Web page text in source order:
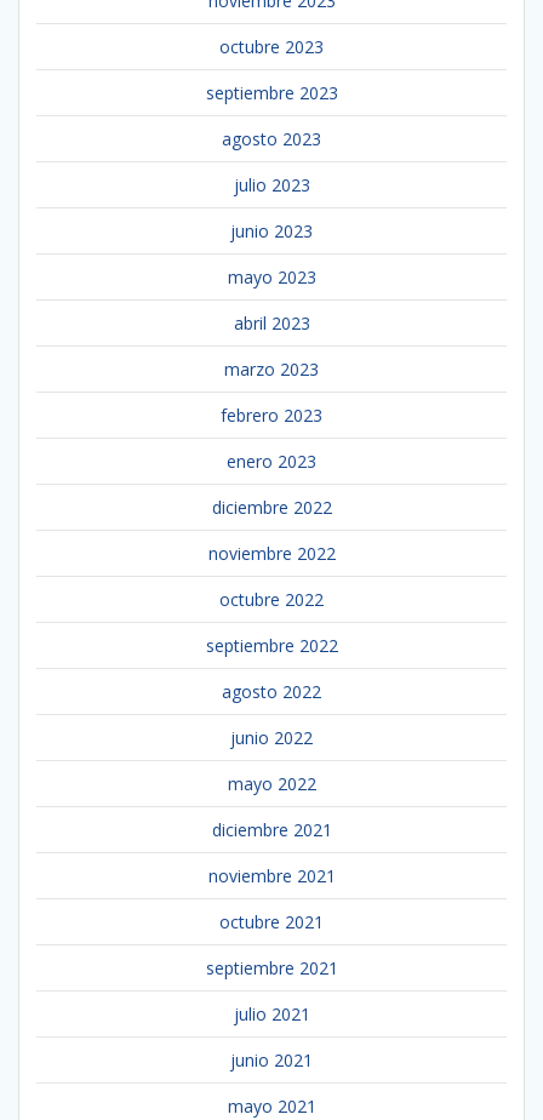
octubre 2023
septiembre 2023
agosto 2023
julio 2023
junio 2023
mayo 2023
abril 2023
marzo 2023
febrero 2023
enero 2023
diciembre 2022
noviembre 2022
octubre 2022
septiembre 2022
agosto 2022
junio 2022
mayo 2022
diciembre 2021
noviembre 2021
octubre 2021
septiembre 2021
julio 2021
junio 2021
mayo 2021